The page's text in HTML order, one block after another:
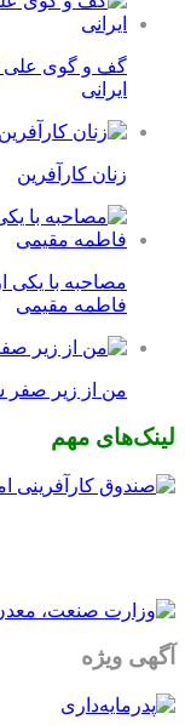
گف و گوی علی
ایرانی
زنان کارآفرین
مصاحبه با یکی
فاطمه مقیمی
من از زیر صفر
لینک‌های مهم
آگهی ویژه